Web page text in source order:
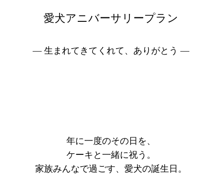
愛犬アニバーサリープラン
― 生まれてきてくれて、ありがとう ―
年に一度のその日を、
ケーキと一緒に祝う。
家族みんなで過ごす、愛犬の誕生日。